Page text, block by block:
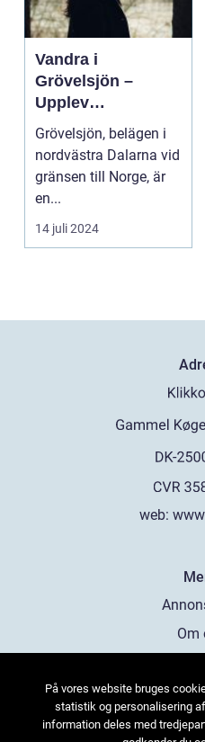
Vandra i
Grövelsjön –
Upplev
spektakulär natur
och
vildmarksupplevel
ser på nära håll
Grövelsjön, belägen i
nordvästra Dalarna vid
gränsen till Norge, är
en...
14 juli 2024
web:
Om
På vores website bruges
statistik og personalisering
information deles med